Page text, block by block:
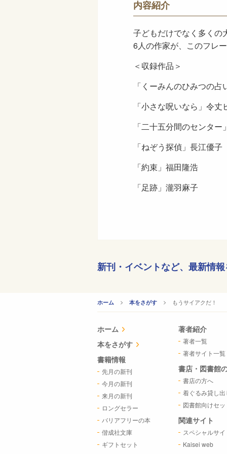
内容紹介
子どもだけでなく多くの
6人の作家が、このフレ
＜収録作品＞
「くーみんのひみつの
「小さな呪いなら」令丈
「二十五分間のセンター
「ねぞう探偵」長江優子
「約束」福田隆浩
「足跡」瀧羽麻子
新刊・イベントなど、 最新情
ホーム 本をさがす CURRENT:
もうサイアクだ！
ホーム
本をさがす
書籍情報
先月の新刊
今月の新刊
来月の新刊
ロングセラー
バリアフリーの本
偕成社文庫
ギフトセット
著者紹介
著者一覧
著者サイト一覧
書店・図書館
書店の方へ
着ぐるみ貸し出
図書館向けセッ
関連サイト
スペシャルサ
Kaisei web